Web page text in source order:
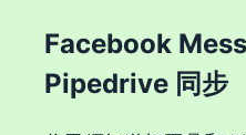
Facebook
Pipedrive 同步